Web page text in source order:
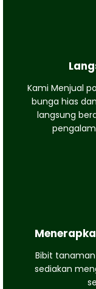
Kami Menjual
bunga hias
langsung
Bibit
sediakan